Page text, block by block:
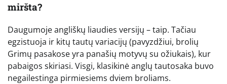
miršta?
Daugumoje angliškų liaudies versijų – taip. Tačiau
egzistuoja ir kitų tautų variacijų (pavyzdžiui, brolių
Grimų pasakose yra panašių motyvų su ožiukais), kur
pabaigos skiriasi. Visgi, klasikinė anglų tautosaka buvo
negailestinga pirmiesiems dviem broliams.